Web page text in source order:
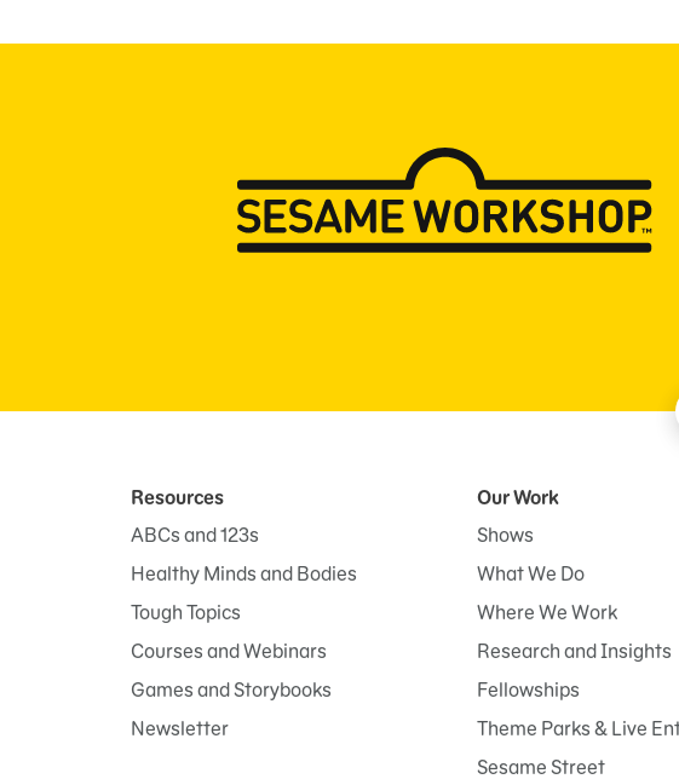
Resources
ABCs and 123s
Healthy Minds and Bodies
Tough Topics
Courses and Webinars
Games and Storybooks
Newsletter
Our Work
Shows
What We Do
Where We Work
Research and Insights
Fellowships
Theme Parks & Live
Sesame Street